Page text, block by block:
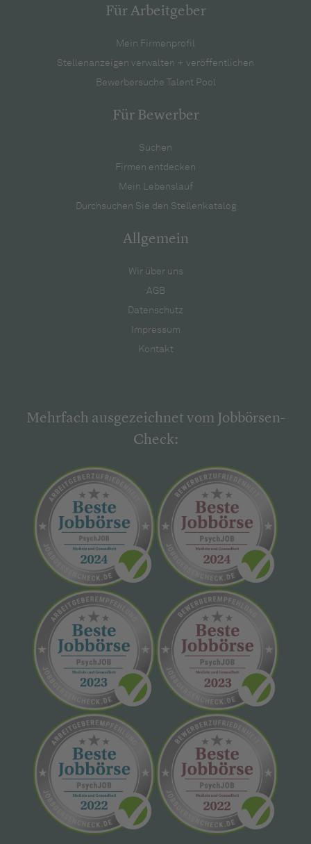
Für Arbeitgeber
Mein Firmenprofil
Stellenanzeigen verwalten + veröffentlichen
Bewerbersuche Talent Pool
Für Bewerber
Suchen
Firmen entdecken
Mein Lebenslauf
Durchsuchen Sie den Stellenkatalog
Allgemein
Wir über uns
AGB
Datenschutz
Impressum
Kontakt
Mehrfach ausgezeichnet vom Jobbörsen-
Check: